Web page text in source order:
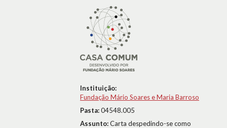
Instituição:
Fundação Mário Soares e Maria Barroso
Pasta:04548.005
Assunto:Carta despedindo-se como